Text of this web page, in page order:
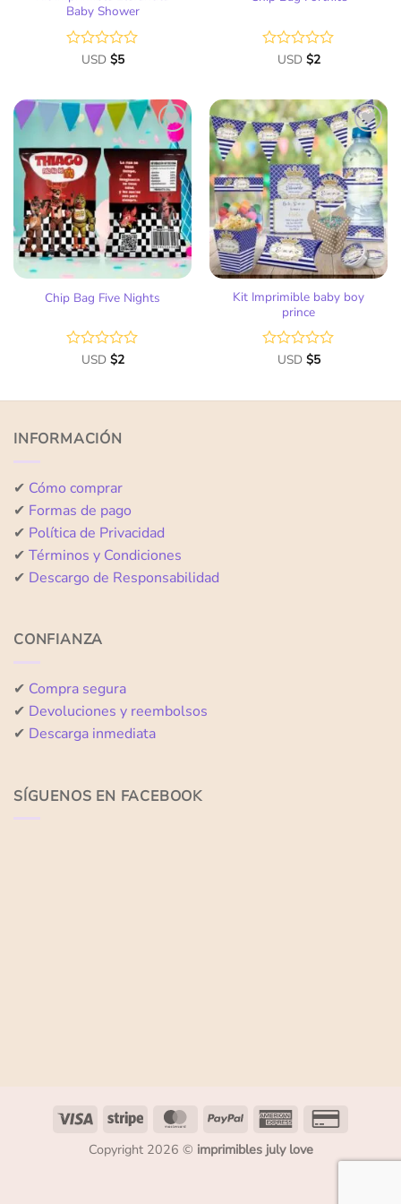
Baby Shower
Valorado
de
USD $5
Valorado
de
5
USD $2
Añadir
a la
lista
de
deseos
Chip Bag Five Nights
Valorado
de
USD $2
Añadir
a la
lista
de
deseos
Kit Imprimible baby boy
prince
Valorado
de
USD $5
INFORMACIÓN
✔ Cómo comprar
✔ Formas de pago
✔ Política de Privacidad
✔ Términos y Condiciones
✔ Descargo de Responsabilidad
CONFIANZA
✔ Compra segura
✔ Devoluciones y reembolsos
✔ Descarga inmediata
SÍGUENOS EN FACEBOOK
Copyright 2026 © imprimibles july love